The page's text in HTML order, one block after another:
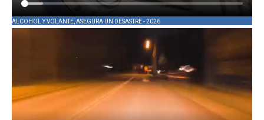
ALCOHOL Y VOLANTE, ASEGURA UN DESASTRE - 2026